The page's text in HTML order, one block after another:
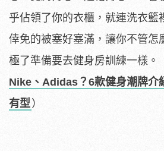
乎佔領了你的衣櫃，就連洗衣籃
倖免的被塞好塞滿，讓你不管怎
極了準備要去健身房訓練一樣。
Nike、Adidas？6款健身潮牌介
有型 ）